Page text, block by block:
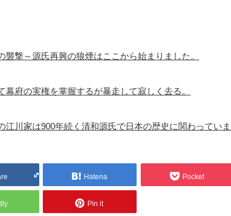
撃～源氏再興の狼煙はここから始まりました。
府の実権を掌握するが暴走して寂しく去る。
川家は900年続く清和源氏で日本の歴史に関わっていま
Hatena Pocket
Pin it